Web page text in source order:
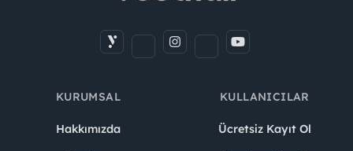
KURUMSAL
Hakkımızda
KULLANICILAR
Ücretsiz Kayıt Ol